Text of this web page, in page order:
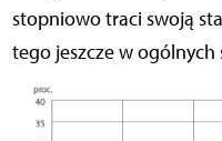
stopniowo traci swoją
tego jeszcze w ogólnych